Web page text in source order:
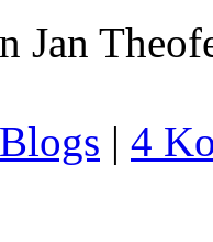
Jan
Blogs | 4